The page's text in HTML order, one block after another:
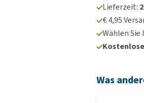
Lieferzeit:
€ 4,95
Wählen Sie
Was